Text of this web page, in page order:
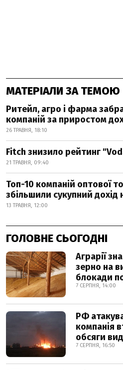
МАТЕРІАЛИ ЗА ТЕМОЮ
Ритейл, агро і фарма
компаній за приростом
26 ТРАВНЯ, 18:10
Fitch знизило рейтинг
21 ТРАВНЯ, 09:40
Топ-10 компаній оптової
збільшили сукупний дохід
13 ТРАВНЯ, 12:00
ГОЛОВНЕ СЬОГОДНІ
Аграрії
зерно на
блокади
7 СЕРПНЯ, 14:00
РФ
компанія
обсяги
7 СЕРПНЯ, 16:50